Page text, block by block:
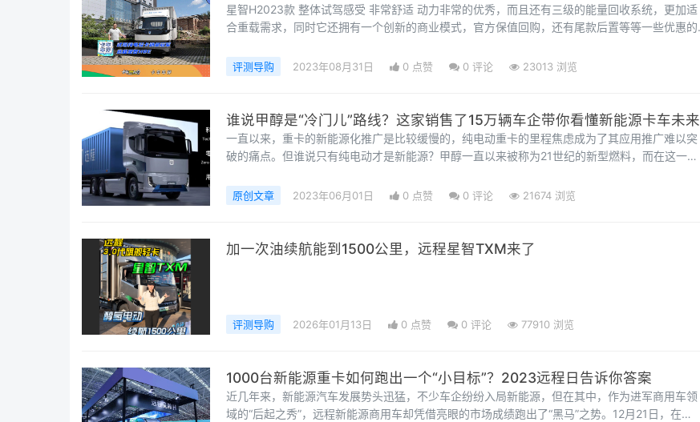
星智H2023款 整体试驾感受 非常舒适 动力非常的优秀，而且还有三级的能量回收系统，更加适
合重载需求，同时它还拥有一个创新的商业模式，官方保值回购，还有尾款后置等等一些优惠的
成为了近两年来整个电动轻卡行业内，最受欢迎的一款车型。
评测导购 2023年08月31日 0 点赞 0 评论 23013 浏览
谁说甲醇是“冷门儿”路线？这家销售了15万辆车企带你看懂新能源卡车未来
一直以来，重卡的新能源化推广是比较缓慢的，纯电动重卡的里程焦虑成为了其应用推广难以突
破的痛点。但谁说只有纯电动才是新能源？甲醇一直以来被称为21世纪的新型燃料，而在这一领
中国品牌，用实际行动为新能源商用车的未来带来更加多元化的选择。5月30日，远程推出国内
首个正向研发的新能源重卡数智架构GXA-T，并发布了基于该
原创文章 2023年06月01日 0 点赞 0 评论 21674 浏览
加一次油续航能到1500公里，远程星智TXM来了
评测导购 2026年01月13日 0 点赞 0 评论 77910 浏览
1000台新能源重卡如何跑出一个“小目标”？2023远程日告诉你答案
近几年来，新能源汽车发展势头迅猛，不少车企纷纷入局新能源，但在其中，作为进军商用车领
域的“后起之秀”，远程新能源商用车却凭借亮眼的市场成绩跑出了“黑马”之势。12月21日，在